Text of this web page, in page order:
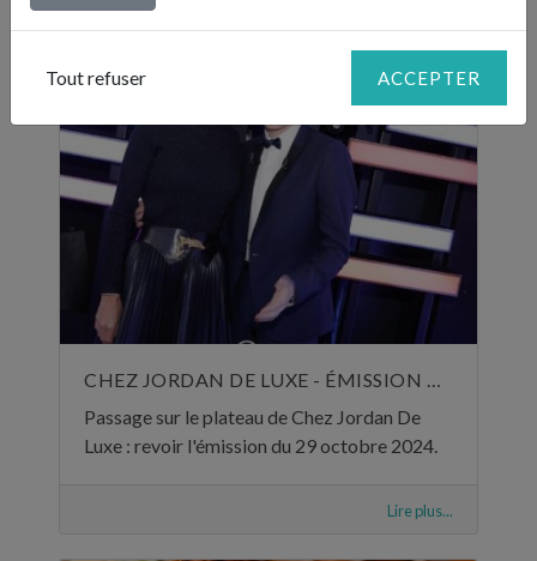
CHEZ JORDAN DE LUXE - ÉMISSION DU 29 OCTOBRE 2024
Passage sur le plateau de Chez Jordan De
Luxe : revoir l'émission du 29 octobre 2024.
Lire plus...
Tout refuser ACCEPTER